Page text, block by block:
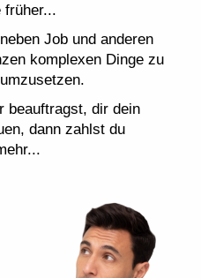
früher...
Job und anderen
komplexen Dinge zu
beauftragst, dir dein
dann zahlst du